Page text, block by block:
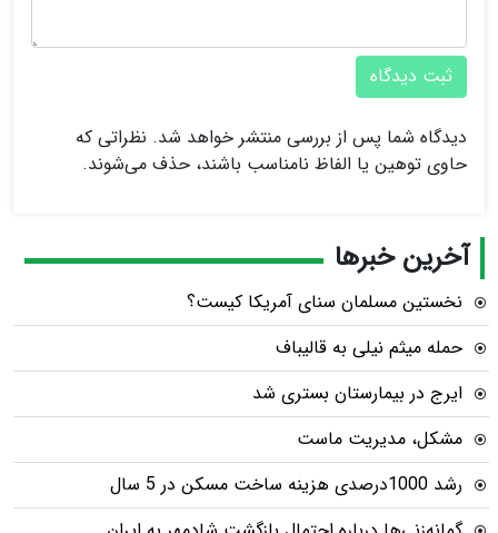
ثبت دیدگاه
دیدگاه شما پس از بررسی منتشر خواهد شد. نظراتی که
حاوی توهین یا الفاظ نامناسب باشند، حذف می‌شوند.
آخرین خبرها
نخستین مسلمان سنای آمریکا کیست؟
حمله میثم نیلی به قالیباف
ایرج در بیمارستان بستری شد
مشکل، مدیریت ماست
رشد 1000درصدی هزینه ساخت مسکن در 5 سال